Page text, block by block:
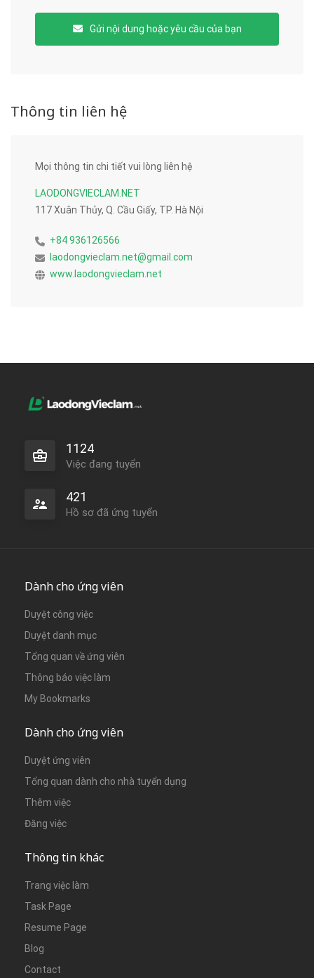
Gửi nội dung hoặc yêu cầu của bạn
Thông tin liên hệ
Mọi thông tin chi tiết vui lòng liên hệ
LAODONGVIECLAM.NET
117 Xuân Thủy, Q. Cầu Giấy, TP. Hà Nội
+84 936126566
laodongvieclam.net@gmail.com
www.laodongvieclam.net
1124
Việc đang tuyển
421
Hồ sơ đã ứng tuyển
Dành cho ứng viên
Duyệt công việc
Duyệt danh mục
Tổng quan về ứng viên
Thông báo việc làm
My Bookmarks
Dành cho ứng viên
Duyệt ứng viên
Tổng quan dành cho nhà tuyển dụng
Thêm việc
Đăng việc
Thông tin khác
Trang việc làm
Task Page
Resume Page
Blog
Contact